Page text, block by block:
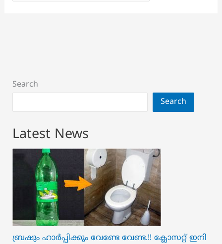
Search
Search
Latest News
ബ്രഷും ഹാർപ്പിക്കും വേണ്ടേ വേണ്ട.!! ക്ലോസറ്റ് ഇനി